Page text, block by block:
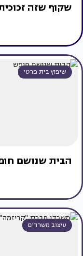
שקוף שזה
שיפוץ בית פרטי
הבית שנושם
עיצוב משרדים